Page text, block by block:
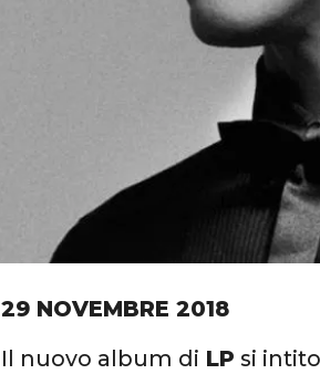
29 NOVEMBRE 2018
Il nuovo album di LP si